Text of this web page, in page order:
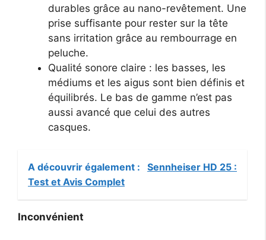
durables grâce au nano-revêtement. Une
prise suffisante pour rester sur la tête
sans irritation grâce au rembourrage en
peluche.
Qualité sonore claire : les basses, les
médiums et les aigus sont bien définis et
équilibrés. Le bas de gamme n’est pas
aussi avancé que celui des autres
casques.
A découvrir également :
Sennheiser HD 25 :
Test et Avis Complet
Inconvénient